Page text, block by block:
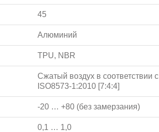
45
Алюминий
TPU, NBR
Сжатый воздух в соответствии с
ISO8573-1:2010 [7:4:4]
-20 … +80 (без замерзания)
0,1 … 1,0